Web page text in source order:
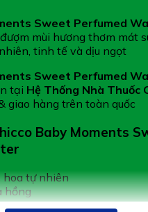
Sweet Perfumed
mùi hương thơm mát
tinh tế và dịu ngọt
Sweet Perfumed
tại Hệ Thống Nhà Thuốc
giao hàng trên toàn quốc
Baby Moments
hoa tự nhiên
hồng